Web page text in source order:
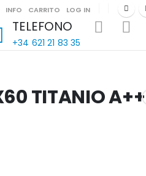
INFO CARRITO LOG IN
TELEFONO
+34 621 21 83 35
TITANIO A++